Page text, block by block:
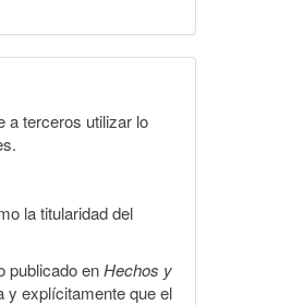
a terceros utilizar lo
la titularidad del
publicado enHechos y
y explícitamente que el